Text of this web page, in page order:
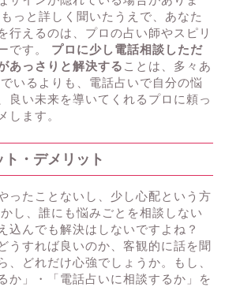
っと詳しく聞いたうえで、あなた
行えるのは、プロの占い師やスピリ
です。 プロに少し電話相談しただ
あっさりと解決する ことは、多々あ
いるよりも、電話占いで自分の悩
良い未来を導いてくれるプロに頼っ
します。
・デメリット
ったことないし、少し心配という方
し、誰にも悩みごとを相談しない
込んでも解決はしないですよね？
うすれば良いのか、客観的に話を聞
、どれだけ心強でしょうか。もし、
か」・「電話占いに相談するか」を